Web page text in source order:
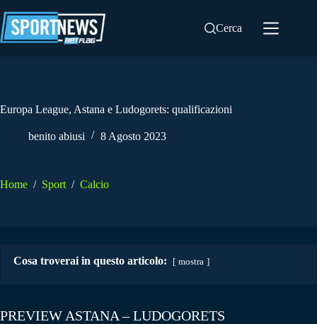
al
contenuto
Cerca
Europa League, Astana e Ludogorets: qualificazioni
benito abiusi 8 Agosto 2023
Home / Sport / Calcio
Cosa troverai in questo articolo: mostra
PREVIEW ASTANA – LUDOGORETS